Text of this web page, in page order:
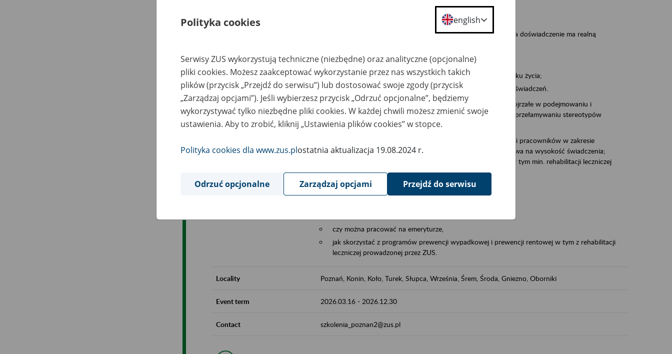
Aktywni 50+ to inicjatywa, która pokazuje, że wiek jest atutem, a doświadczenie ma realną
Program ten to:
promocja aktywności zawodowej osób po pięćdziesiątym roku życia;
zachęcanie do świadomego planowania kariery i przyszłych świadczeń.
ZUS przez działania informacyjne i edukacyjne wspiera osoby dojrzałe w podejmowaniu i
kontynuowaniu aktywności zawodowej, dbaniu o zdrowie oraz przełamywaniu stereotypów
związanych z wiekiem.
Aktywni 50+ to współpraca ZUS z organizacjami pracodawców i pracowników w zakresie
edukowania nt. systemu emerytalnego w Polsce – tego co wpływa na wysokość świadczenia;
działań z obszaru prewencji wypadkowej i prewencji rentowej w tym min. rehabilitacji leczniczej
realizowanej przez ZUS.
W ramach inicjatywy Aktywni 50+, ZUS edukuje:
czy można pracować na emeryturze,
jak skorzystać z programów prewencji wypadkowej i prewencji rentowej w tym z rehabilitacji
leczniczej prowadzonej przez ZUS.
Locality Poznań, Konin, Koło, Turek, Słupca, Września, Śrem, Środa, Gniezno, Oborniki
Event term 2026.03.16 - 2026.12.30
Contact szkolenia_poznan2@zus.pl
Polityka cookies english
Serwisy ZUS wykorzystują techniczne (niezbędne) oraz analityczne (opcjonalne)
pliki cookies. Możesz zaakceptować wykorzystanie przez nas wszystkich takich
plików (przycisk „Przejdź do serwisu”) lub dostosować swoje zgody (przycisk
„Zarządzaj opcjami”). Jeśli wybierzesz przycisk „Odrzuć opcjonalne”, będziemy
wykorzystywać tylko niezbędne pliki cookies. W każdej chwili możesz zmienić swoje
ustawienia. Aby to zrobić, kliknij „Ustawienia plików cookies” w stopce.
Polityka cookies dla www.zus.plostatnia aktualizacja 19.08.2024 r.
Odrzuć opcjonalne Zarządzaj opcjami Przejdź do serwisu